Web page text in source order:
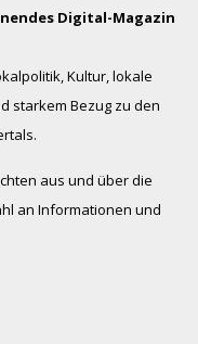
Digital-Magazin
Kultur, lokale
starkem Bezug zu den
aus und über die
an Informationen und